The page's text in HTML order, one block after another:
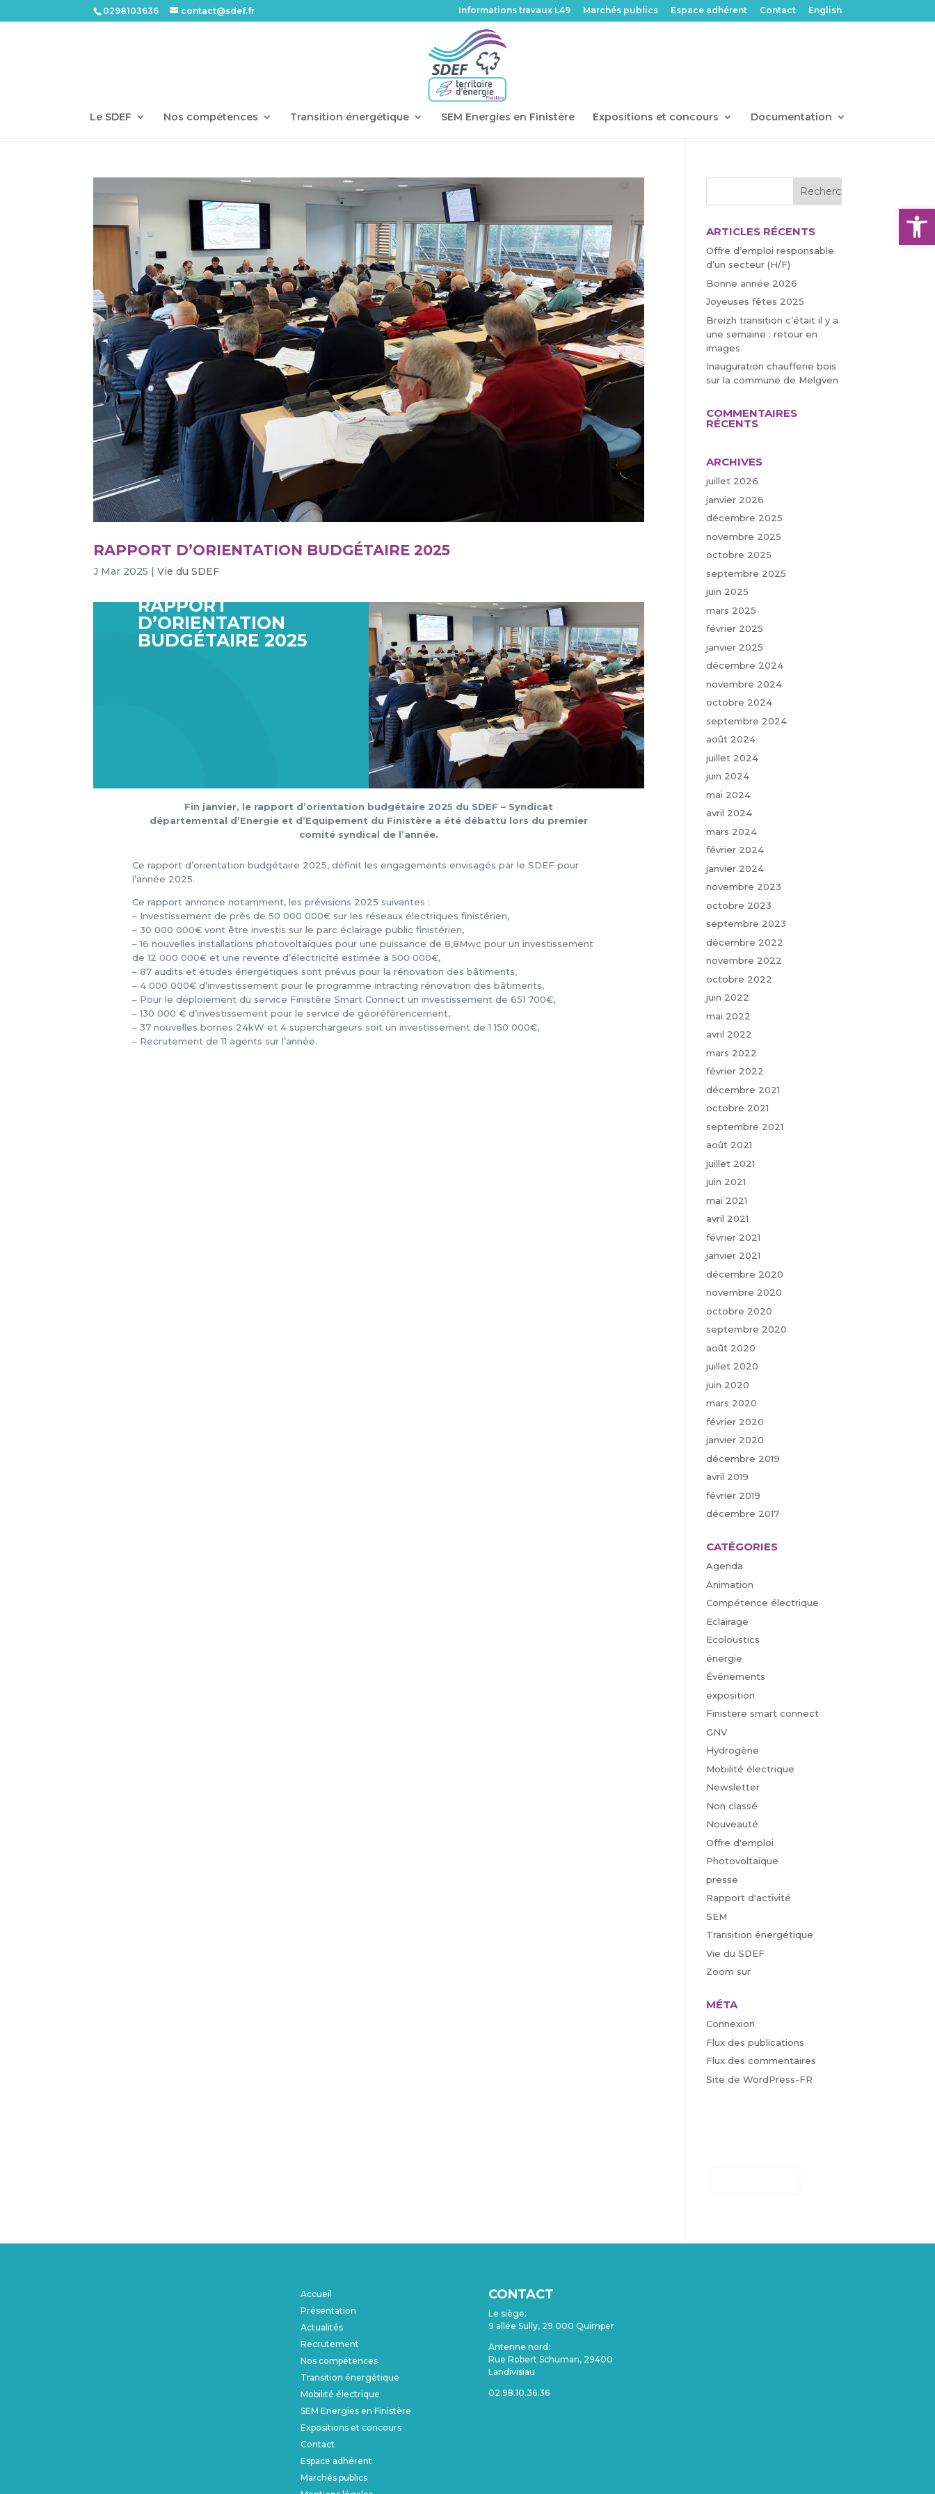
Ouvrir
0298103636 contact@sdef.fr Informations travaux L49 Marchés publics Espace adhérent Contact English
Le SDEF Nos compétences Transition énergétique SEM Energies en Finistère Expositions et concours Documentation
RAPPORT D’ORIENTATION BUDGÉTAIRE 2025
J Mar 2025 |Vie du SDEF
RAPPORT
D’ORIENTATION
BUDGÉTAIRE 2025
Fin janvier, le rapport d’orientation budgétaire 2025 du SDEF – Syndicat
départemental d’Energie et d’Equipement du Finistère a été débattu lors du premier
comité syndical de l’année.
Ce rapport d’orientation budgétaire 2025, définit les engagements envisagés par le SDEF pour
l’année 2025.
Ce rapport annonce notamment, les prévisions 2025 suivantes :
– Investissement de près de 50 000 000€ sur les réseaux électriques finistérien,
– 30 000 000€ vont être investis sur le parc éclairage public finistérien,
– 16 nouvelles installations photovoltaïques pour une puissance de 8,8Mwc pour un investissement
de 12 000 000€ et une revente d’électricité estimée à 500 000€,
– 87 audits et études énergétiques sont prévus pour la rénovation des bâtiments,
– 4 000 000€ d’investissement pour le programme intracting rénovation des bâtiments,
– Pour le déploiement du service Finistère Smart Connect un investissement de 651 700€,
– 130 000 € d’investissement pour le service de géoréférencement,
– 37 nouvelles bornes 24kW et 4 superchargeurs soit un investissement de 1 150 000€,
– Recrutement de 11 agents sur l’année.
ARTICLES RÉCENTS
Offre d’emploi responsable
d’un secteur (H/F)
Bonne année 2026
Joyeuses fêtes 2025
Breizh transition c’était il y a
une semaine : retour en
images
Inauguration chaufferie bois
sur la commune de Melgven
COMMENTAIRES
RÉCENTS
ARCHIVES
juillet 2026
janvier 2026
décembre 2025
novembre 2025
octobre 2025
septembre 2025
juin 2025
mars 2025
février 2025
janvier 2025
décembre 2024
novembre 2024
octobre 2024
septembre 2024
août 2024
juillet 2024
juin 2024
mai 2024
avril 2024
mars 2024
février 2024
janvier 2024
novembre 2023
octobre 2023
septembre 2023
décembre 2022
novembre 2022
octobre 2022
juin 2022
mai 2022
avril 2022
mars 2022
février 2022
décembre 2021
octobre 2021
septembre 2021
août 2021
juillet 2021
juin 2021
mai 2021
avril 2021
février 2021
janvier 2021
décembre 2020
novembre 2020
octobre 2020
septembre 2020
août 2020
juillet 2020
juin 2020
mars 2020
février 2020
janvier 2020
décembre 2019
avril 2019
février 2019
décembre 2017
CATÉGORIES
Agenda
Animation
Compétence électrique
Eclairage
Ecoloustics
énergie
Événements
exposition
Finistere smart connect
GNV
Hydrogène
Mobilité électrique
Newsletter
Non classé
Nouveauté
Offre d'emploi
Photovoltaïque
presse
Rapport d'activité
SEM
Transition énergétique
Vie du SDEF
Zoom sur
MÉTA
Connexion
Flux des publications
Flux des commentaires
Site de WordPress-FR
Accueil
Présentation
Actualités
Recrutement
Nos compétences
Transition énergétique
Mobilité électrique
SEM Energies en Finistère
Expositions et concours
Contact
Espace adhérent
Marchés publics
CONTACT
Le siège:
9 allée Sully, 29 000 Quimper
Antenne nord:
Rue Robert Schuman, 29400
Landivisiau
02.98.10.36.36